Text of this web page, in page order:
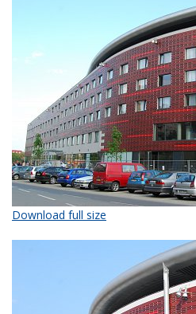
Download full size